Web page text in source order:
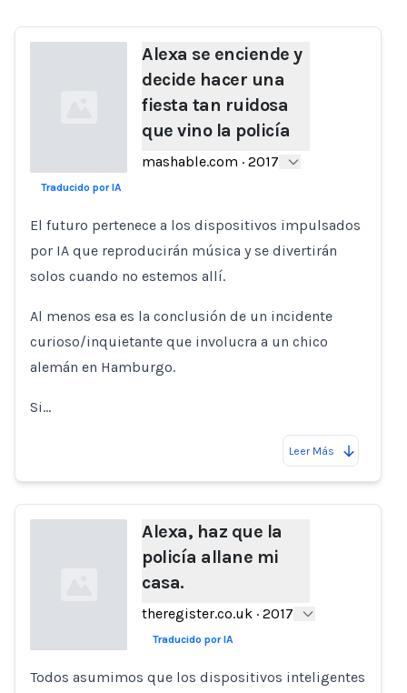
Alexa se enciende y
decide hacer una
fiesta tan ruidosa
que vino la policía
mashable.com · 2017
Traducido por IA
El futuro pertenece a los dispositivos impulsados
por IA que reproducirán música y se divertirán
solos cuando no estemos allí.
Al menos esa es la conclusión de un incidente
curioso/inquietante que involucra a un chico
alemán en Hamburgo.
Si…
Leer Más
Alexa, haz que la
policía allane mi
casa.
theregister.co.uk · 2017
Traducido por IA
Todos asumimos que los dispositivos inteligentes